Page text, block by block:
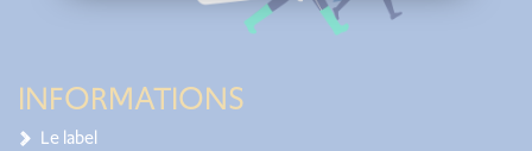
INFORMATIONS
Le label